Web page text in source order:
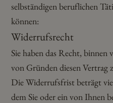
selbständigen beruflichen
können:
Widerrufsrecht
Sie haben das Recht, binnen
von Gründen diesen Vertrag
Die Widerrufsfrist beträgt
dem Sie oder ein von Ihnen